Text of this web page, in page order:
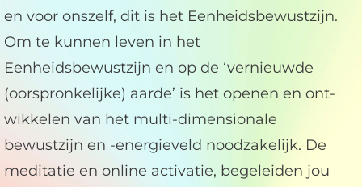
en voor onszelf, dit is het Eenheidsbewustzijn.
Om te kunnen leven in het
Eenheidsbewustzijn en op de ‘vernieuwde
(oorspronkelijke) aarde’ is het openen en ont-
wikkelen van het multi-dimensionale
bewustzijn en -energieveld noodzakelijk. De
meditatie en online activatie, begeleiden jou